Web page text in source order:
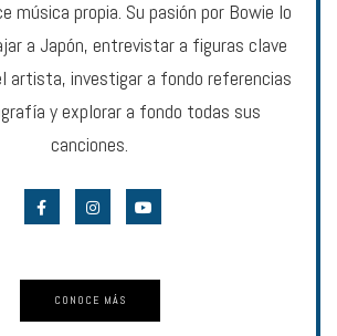
música propia. Su pasión por Bowie lo
a Japón, entrevistar a figuras clave
artista, investigar a fondo referencias
y explorar a fondo todas sus
canciones.
CONOCE MÁS